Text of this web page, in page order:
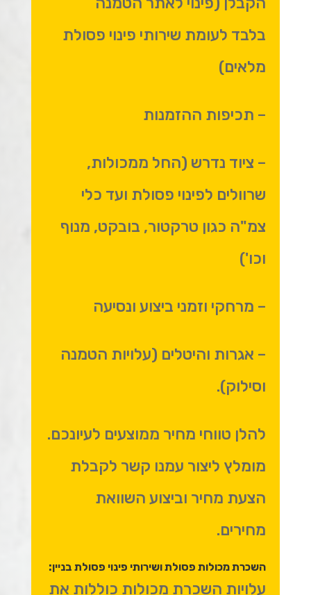
בלבד לעומת שירותי פינוי פסולת
מלאים)
– תכיפות ההזמנות
– ציוד נדרש (החל ממכולות,
שרוולים לפינוי פסולת ועד כלי
צמ"ה כגון טרקטור, בובקט, מנוף
וכו')
– מרחקי וזמני ביצוע ונסיעה
– אגרות והיטלים (עלויות הטמנה
וסילוק).
להלן טווחי מחיר ממוצעים לעיונכם.
מומלץ ליצור עמנו קשר לקבלת
הצעת מחיר וביצוע השוואת
מחירים.
השכרת מכולות פסולת ושירותי פינוי פסולת בניין:
עלויות השכרת מכולות כוללות את